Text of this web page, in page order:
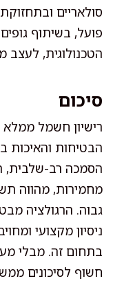
סולאריים
פועל, בשיתוף
הטכנולוגית, לעצב
סיכום
רישיון חשמל
הבטיחות
הסמכה רב-שלבית,
מחמירות, מהווה
גבוה. הרגולציה
ניסיון מקצועי
בתחום זה. מבלי
חשוף לסיכונים